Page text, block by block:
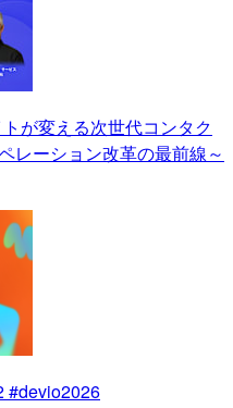
が変える次世代コンタク
レーション改革の最前線～
#devio2026